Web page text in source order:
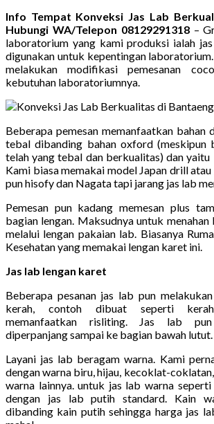
Info Tempat Konveksi Jas Lab
Hubungi WA/Telepon 08129291318–
laboratorium yang kami produksi ialah
digunakan untuk kepentingan
melakukan modifikasi pemesanan
kebutuhan laboratoriumnya.
Beberapa pemesan memanfaatkan bahan
tebal dibanding bahan oxford (meskipun
telah yang tebal dan berkualitas) dan yaitu
Kami biasa memakai model Japan drill
pun hisofy dan Nagata tapi jarang jas lab
Pemesan pun kadang memesan plus
bagian lengan. Maksudnya untuk menahan
melalui lengan pakaian lab. Biasanya
Kesehatan yang memakai lengan karet ini.
Jas lab lengan karet
Beberapa pesanan jas lab pun
kerah, contoh dibuat seperti
memanfaatkan risliting. Jas lab
diperpanjang sampai ke bagian bawah lutut.
Layani jas lab beragam warna. Kami
dengan warna biru, hijau, kecoklat-
warna lainnya. untuk jas lab warna
dengan jas lab putih standard. Kain
dibanding kain putih sehingga harga jas